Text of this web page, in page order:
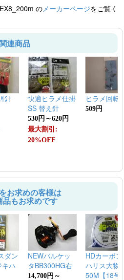
の メーカーページをご覧く
連商品
針
快適ヒラメ仕掛
SS 替え針
530円～620円
最大割引:
20%OFF
ヒラメ回転
509円
お求めの客様は
品もお求めです
ダン
ハ
NEWバルケッ
タBB300HG右
14,700円～
HDカーボ
ハリス大物
50M【18号